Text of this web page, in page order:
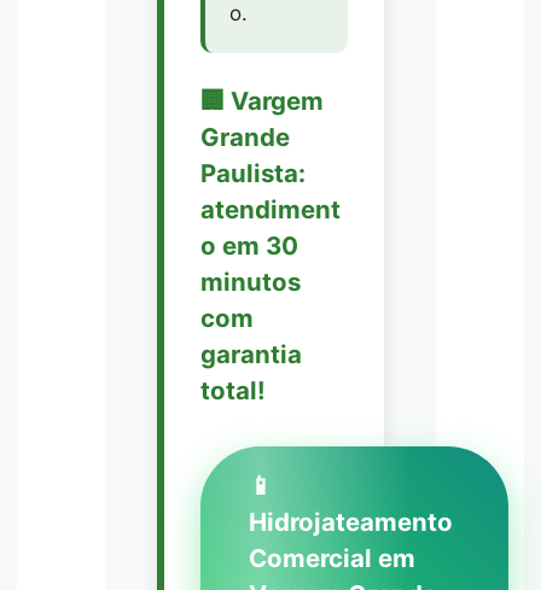
o.
🏢 Vargem
Grande
Paulista:
atendiment
o em 30
minutos
com
garantia
total!
📱
Hidrojateamento
Comercial em